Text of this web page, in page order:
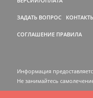
ЗАДАТЬ ВОПРОС
СОГЛАШЕНИЕ ПРАВИЛА
Информация
Не занимайтесь